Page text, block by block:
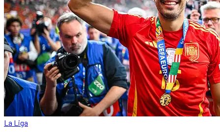
La Liga